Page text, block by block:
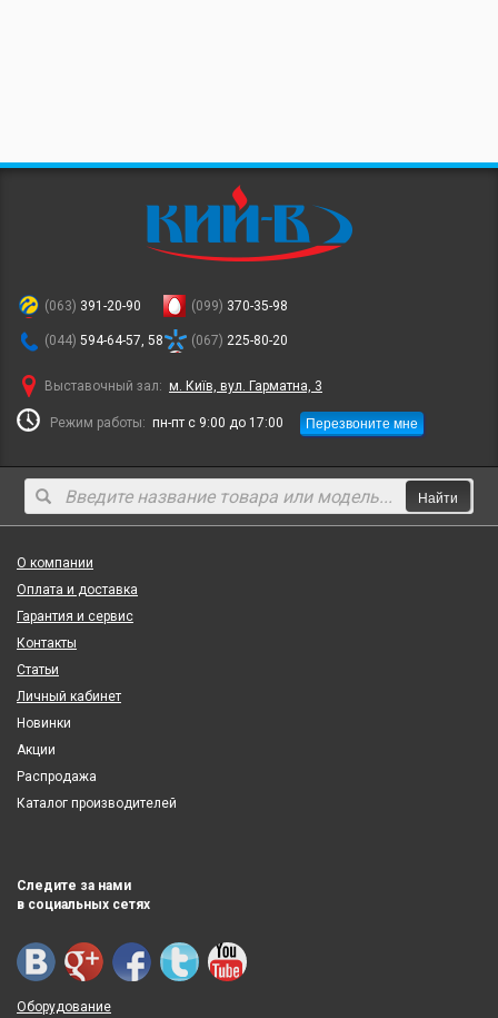
(063) 391-20-90
(044) 594-64-57, 58
(099) 370-35-98
(067) 225-80-20
Выставочный зал: м. Київ, вул. Гарматна, 3
Режим работы: пн-пт с 9:00 до 17:00 Перезвоните мне
Найти
О компании
Оплата и доставка
Гарантия и сервис
Контакты
Статьи
Личный кабинет
Новинки
Акции
Распродажа
Каталог производителей
Следите за нами
в социальных сетях
Оборудование